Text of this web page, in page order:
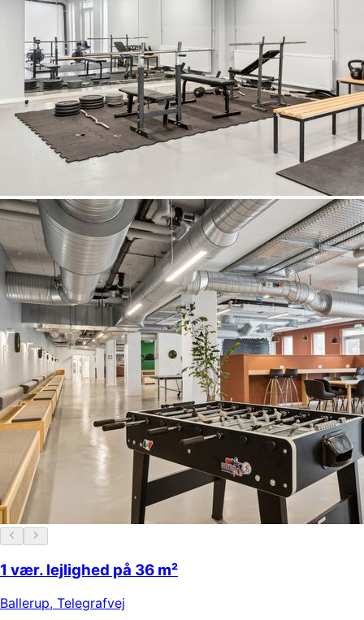
1 vær. lejlighed på 36 m²
Ballerup, Telegrafvej